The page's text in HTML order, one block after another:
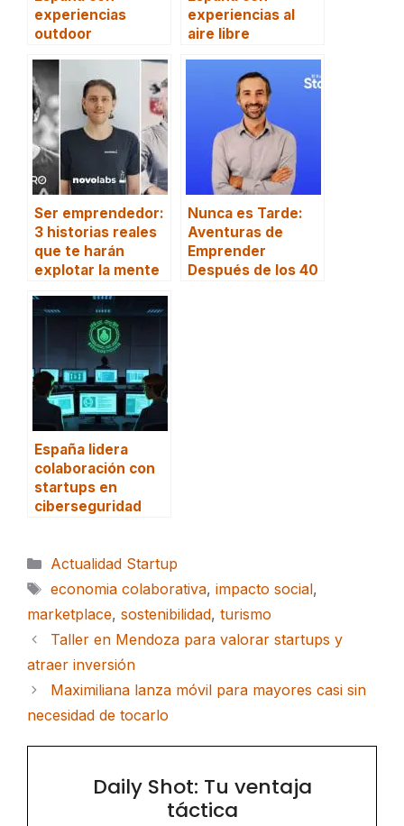
experiencias
outdoor
experiencias al
aire libre
Ser emprendedor:
3 historias reales
que te harán
explotar la mente
Nunca es Tarde:
Aventuras de
Emprender
Después de los 40
España lidera
colaboración con
startups en
ciberseguridad
Categorías
Actualidad Startup
Etiquetas
economia colaborativa, impacto social,
marketplace, sostenibilidad, turismo
Taller en Mendoza para valorar startups y
atraer inversión
Maximiliana lanza móvil para mayores casi sin
necesidad de tocarlo
Daily Shot: Tu ventaja
táctica